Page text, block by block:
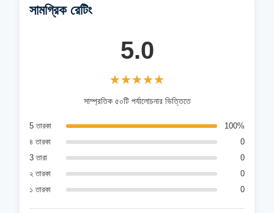
সামগ্রিক রেটিং
5.0
★★★★★
★★★★★
সাম্প্রতিক ৫০টি পর্যালোচনার ভিত্তিতে
5 তারকা
100%
৪ তারকা
0
3 তারা
0
২ তারকা
0
১ তারকা
0